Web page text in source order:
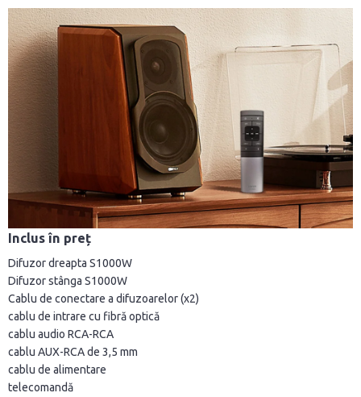
Inclus în preț
Difuzor dreapta S1000W
Difuzor stânga S1000W
Cablu de conectare a difuzoarelor (x2)
cablu de intrare cu fibră optică
cablu audio RCA-RCA
cablu AUX-RCA de 3,5 mm
cablu de alimentare
telecomandă